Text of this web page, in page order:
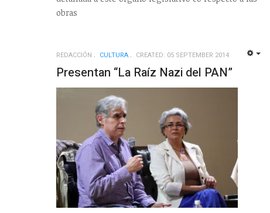
obras
REDACCIÓN CULTURA CREATED: 05 SEPTEMBER 2014
Presentan “La Raíz Nazi del PAN”